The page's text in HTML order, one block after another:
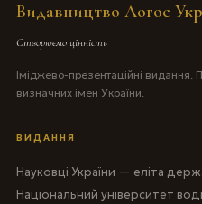
Видавництво Логос
Створюємо цінність
Іміджево-презентаційні видання.
визначних імен України.
ВИДАННЯ
Науковці України — еліта
Національний університет